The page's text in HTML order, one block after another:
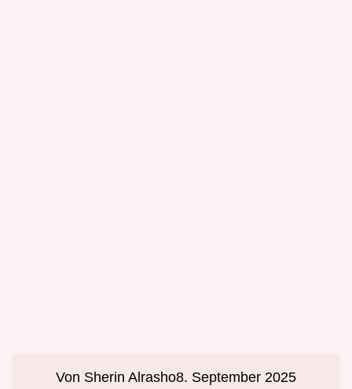
Von Sherin Alrasho8. September 2025